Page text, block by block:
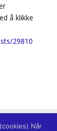
å klikke
29810
Når